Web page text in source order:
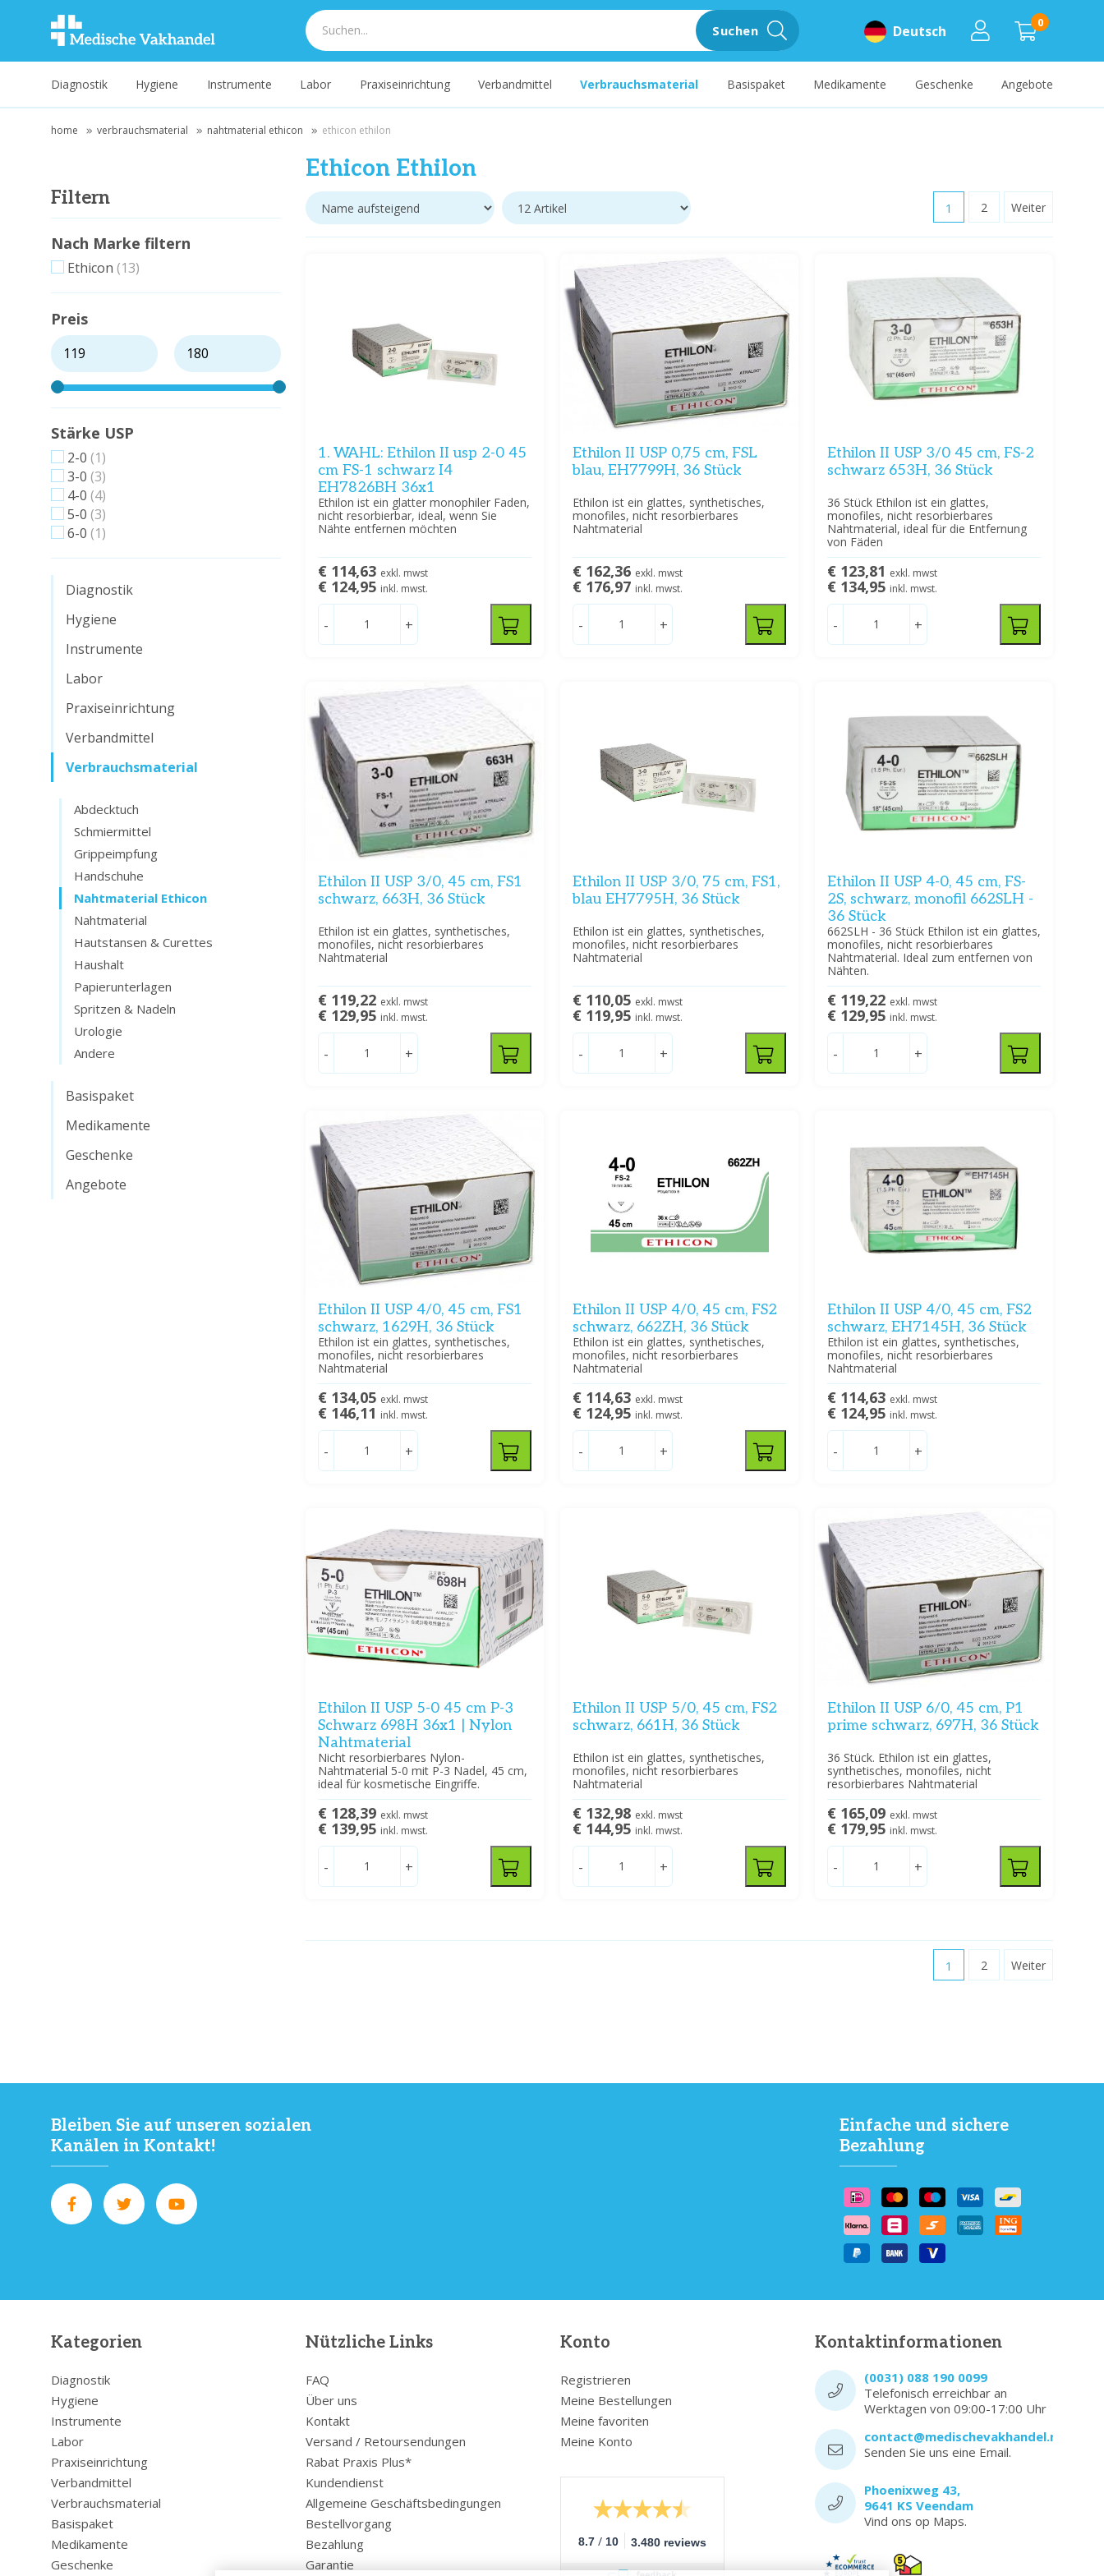
0
Deutsch
Suchen
Diagnostik Hygiene Instrumente Labor Praxiseinrichtung Verbandmittel Verbrauchsmaterial Basispaket Medikamente Geschenke Angebote
home verbrauchsmaterial nahtmaterial ethicon ethicon ethilon
Filtern
Nach Marke filtern
Ethicon (13)
Preis
Stärke USP
2-0 (1)
3-0 (3)
4-0 (4)
5-0 (3)
6-0 (1)
Diagnostik
Hygiene
Instrumente
Labor
Praxiseinrichtung
Verbandmittel
Verbrauchsmaterial
Abdecktuch
Schmiermittel
Grippeimpfung
Handschuhe
Nahtmaterial Ethicon
Nahtmaterial
Hautstansen & Curettes
Haushalt
Papierunterlagen
Spritzen & Nadeln
Urologie
Andere
Basispaket
Medikamente
Geschenke
Angebote
Ethicon Ethilon
1 2 Weiter
1. WAHL: Ethilon II usp 2-0 45
cm FS-1 schwarz I4
EH7826BH 36x1
Ethilon ist ein glatter monophiler Faden,
nicht resorbierbar, ideal, wenn Sie
Nähte entfernen möchten
€ 114,63 exkl. mwst
€ 124,95 inkl. mwst.
- +
Ethilon II USP 0,75 cm, FSL
blau, EH7799H, 36 Stück
Ethilon ist ein glattes, synthetisches,
monofiles, nicht resorbierbares
Nahtmaterial
€ 162,36 exkl. mwst
€ 176,97 inkl. mwst.
- +
Ethilon II USP 3/0 45 cm, FS-2
schwarz 653H, 36 Stück
36 Stück Ethilon ist ein glattes,
monofiles, nicht resorbierbares
Nahtmaterial, ideal für die Entfernung
von Fäden
€ 123,81 exkl. mwst
€ 134,95 inkl. mwst.
- +
Ethilon II USP 3/0, 45 cm, FS1
schwarz, 663H, 36 Stück
Ethilon ist ein glattes, synthetisches,
monofiles, nicht resorbierbares
Nahtmaterial
€ 119,22 exkl. mwst
€ 129,95 inkl. mwst.
- +
Ethilon II USP 3/0, 75 cm, FS1,
blau EH7795H, 36 Stück
Ethilon ist ein glattes, synthetisches,
monofiles, nicht resorbierbares
Nahtmaterial
€ 110,05 exkl. mwst
€ 119,95 inkl. mwst.
- +
Ethilon II USP 4-0, 45 cm, FS-
2S, schwarz, monofil 662SLH -
36 Stück
662SLH - 36 Stück Ethilon ist ein glattes,
monofiles, nicht resorbierbares
Nahtmaterial. Ideal zum entfernen von
Nähten.
€ 119,22 exkl. mwst
€ 129,95 inkl. mwst.
- +
Ethilon II USP 4/0, 45 cm, FS1
schwarz, 1629H, 36 Stück
Ethilon ist ein glattes, synthetisches,
monofiles, nicht resorbierbares
Nahtmaterial
€ 134,05 exkl. mwst
€ 146,11 inkl. mwst.
- +
Ethilon II USP 4/0, 45 cm, FS2
schwarz, 662ZH, 36 Stück
Ethilon ist ein glattes, synthetisches,
monofiles, nicht resorbierbares
Nahtmaterial
€ 114,63 exkl. mwst
€ 124,95 inkl. mwst.
- +
Ethilon II USP 4/0, 45 cm, FS2
schwarz, EH7145H, 36 Stück
Ethilon ist ein glattes, synthetisches,
monofiles, nicht resorbierbares
Nahtmaterial
€ 114,63 exkl. mwst
€ 124,95 inkl. mwst.
- +
Ethilon II USP 5-0 45 cm P-3
Schwarz 698H 36x1 | Nylon
Nahtmaterial
Nicht resorbierbares Nylon-
Nahtmaterial 5-0 mit P-3 Nadel, 45 cm,
ideal für kosmetische Eingriffe.
€ 128,39 exkl. mwst
€ 139,95 inkl. mwst.
- +
Ethilon II USP 5/0, 45 cm, FS2
schwarz, 661H, 36 Stück
Ethilon ist ein glattes, synthetisches,
monofiles, nicht resorbierbares
Nahtmaterial
€ 132,98 exkl. mwst
€ 144,95 inkl. mwst.
- +
Ethilon II USP 6/0, 45 cm, P1
prime schwarz, 697H, 36 Stück
36 Stück. Ethilon ist ein glattes,
synthetisches, monofiles, nicht
resorbierbares Nahtmaterial
€ 165,09 exkl. mwst
€ 179,95 inkl. mwst.
- +
1 2 Weiter
Bleiben Sie auf unseren sozialen
Kanälen in Kontakt!
Einfache und sichere
Bezahlung
Kategorien
Diagnostik
Hygiene
Instrumente
Labor
Praxiseinrichtung
Verbandmittel
Verbrauchsmaterial
Basispaket
Medikamente
Geschenke
Nützliche Links
FAQ
Über uns
Kontakt
Versand / Retoursendungen
Rabat Praxis Plus*
Kundendienst
Allgemeine Geschäftsbedingungen
Bestellvorgang
Bezahlung
Garantie
Konto
Registrieren
Meine Bestellungen
Meine favoriten
Meine Konto
8.7 / 10 3.480 reviews
Kontaktinformationen
(0031) 088 190 0099
Telefonisch erreichbar an
Werktagen von 09:00-17:00 Uhr
contact@medischevakhandel.nl
Senden Sie uns eine Email.
Phoenixweg 43,
9641 KS Veendam
Vind ons op Maps.